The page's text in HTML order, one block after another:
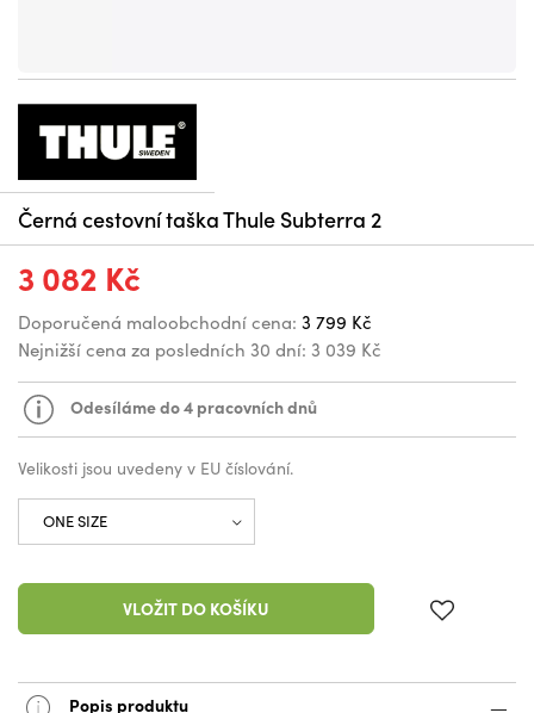
Černá cestovní taška Thule Subterra 2
3 082 Kč
Doporučená maloobchodní cena: 3 799 Kč
Nejnižší cena za posledních 30 dní: 3 039 Kč
Odesíláme do 4 pracovních dnů
Velikosti jsou uvedeny v EU číslování.
VLOŽIT DO KOŠÍKU
Popis produktu